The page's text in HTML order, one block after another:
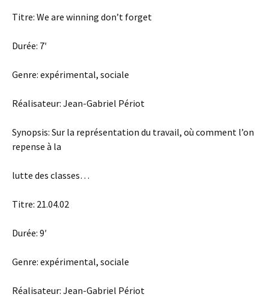
Titre: We are winning don’t forget
Durée: 7′
Genre: expérimental, sociale
Réalisateur: Jean-Gabriel Périot
Synopsis: Sur la représentation du travail, où comment l’on
repense à la
lutte des classes…
Titre: 21.04.02
Durée: 9′
Genre: expérimental, sociale
Réalisateur: Jean-Gabriel Périot